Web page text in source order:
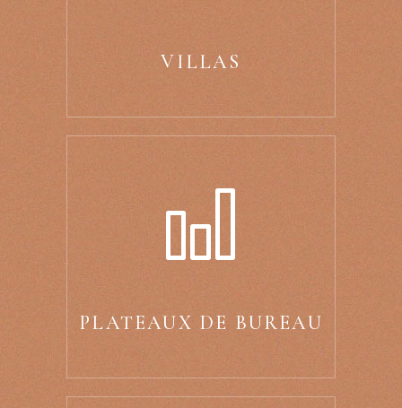
VILLAS
PLATEAUX DE BUREAU